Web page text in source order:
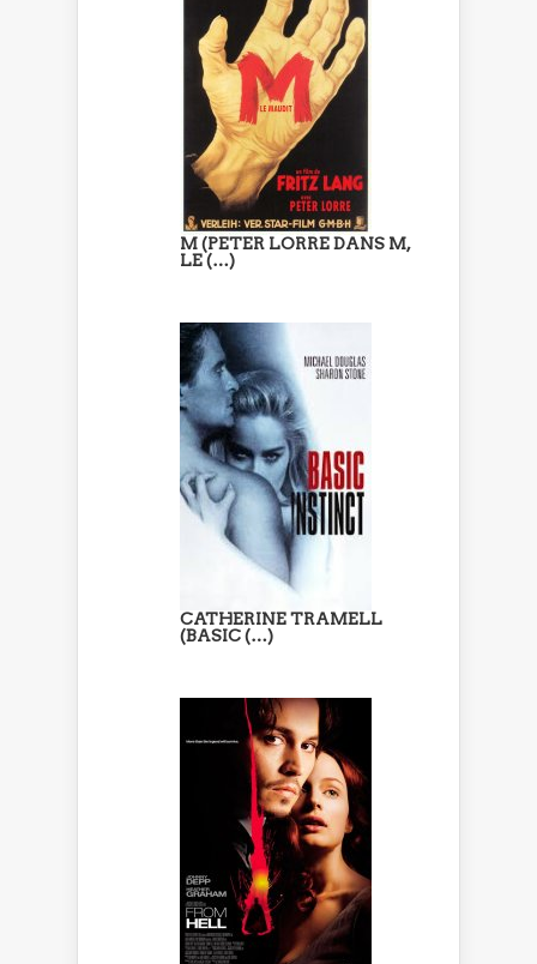
M (PETER LORRE DANS M,
LE (…)
CATHERINE TRAMELL
(BASIC (…)